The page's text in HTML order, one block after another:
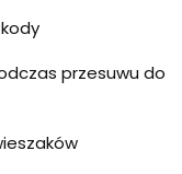
przesuwu do